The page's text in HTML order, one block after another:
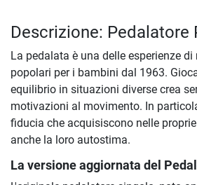
Descrizione: Pedalatore
La pedalata è una delle esperienze
popolari per i bambini dal 1963.
equilibrio in situazioni diverse crea
motivazioni al movimento. In
fiducia che acquisiscono nelle
anche la loro autostima.
La versione aggiornata del